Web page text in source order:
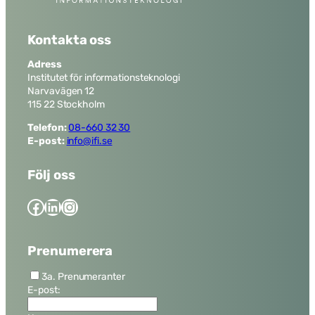
Kontakta oss
Adress
Institutet för informationsteknologi
Narvavägen 12
115 22 Stockholm
Telefon: 08-660 32 30
E-post: info@ifi.se
Följ oss
Facebook LinkedIn Instagram
Prenumerera
3a. Prenumeranter
E-post: